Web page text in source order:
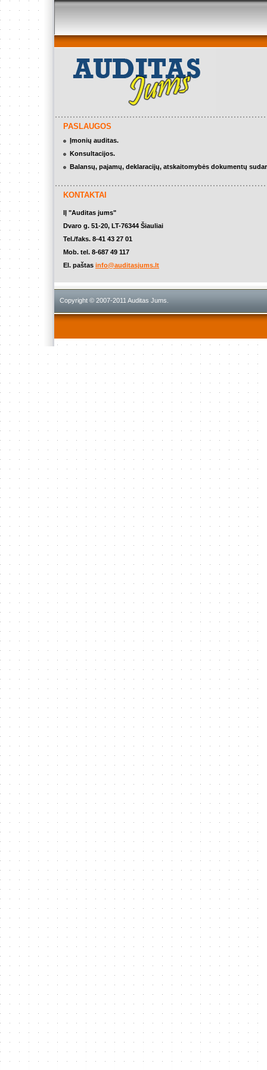
PASLAUGOS
Įmonių auditas.
Konsultacijos.
Balansų, pajamų, deklaracijų, atskaitomybės dokumentų
KONTAKTAI
IĮ "Auditas jums"
Dvaro g. 51-20, LT-76344 Šiauliai
Tel./faks. 8-41 43 27 01
Mob. tel. 8-687 49 117
El. paštas info@auditasjums.lt
Copyright © 2007-2011 Auditas Jums.